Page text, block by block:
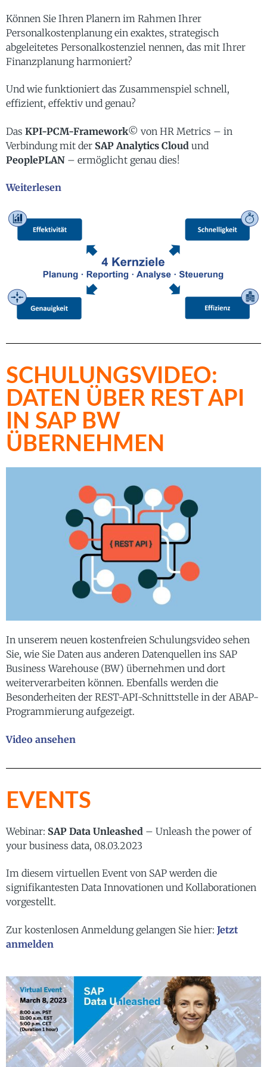
Können Sie Ihren Planern im Rahmen Ihrer
Personalkostenplanung ein exaktes, strategisch
abgeleitetes Personalkostenziel nennen, das mit Ihrer
Finanzplanung harmoniert?
Und wie funktioniert das Zusammenspiel schnell,
effizient, effektiv und genau?
Das KPI-PCM-Framework© von HR Metrics – in
Verbindung mit der SAP Analytics Cloud und
PeoplePLAN – ermöglicht genau dies!
Weiterlesen
SCHULUNGSVIDEO:
DATEN ÜBER REST API
IN SAP BW
ÜBERNEHMEN
In unserem neuen kostenfreien Schulungsvideo sehen
Sie, wie Sie Daten aus anderen Datenquellen ins SAP
Business Warehouse (BW) übernehmen und dort
weiterverarbeiten können. Ebenfalls werden die
Besonderheiten der REST-API-Schnittstelle in der ABAP-
Programmierung aufgezeigt.
Video ansehen
EVENTS
Webinar: SAP Data Unleashed – Unleash the power of
your business data, 08.03.2023
Im diesem virtuellen Event von SAP werden die
signifikantesten Data Innovationen und Kollaborationen
vorgestellt.
Zur kostenlosen Anmeldung gelangen Sie hier: Jetzt
anmelden